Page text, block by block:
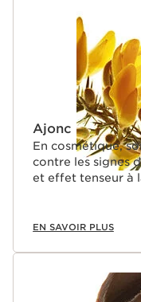
Ajonc
En cosmétique,
contre les signes
et effet tenseur à
EN SAVOIR PLUS